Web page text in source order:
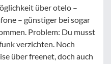
über otelo –
– günstiger bei sogar
Problem: Du musst
verzichten. Noch
über freenet, doch auch